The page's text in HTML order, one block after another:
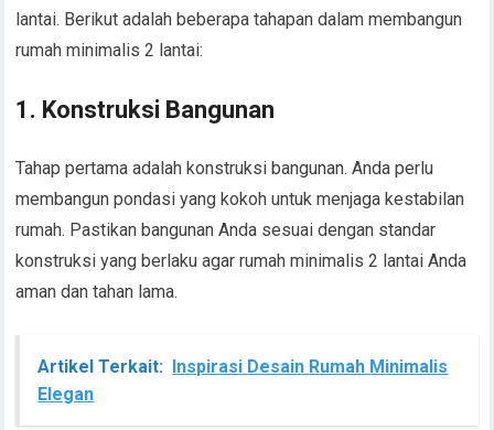
lantai. Berikut adalah beberapa tahapan dalam membangun
rumah minimalis 2 lantai:
1. Konstruksi Bangunan
Tahap pertama adalah konstruksi bangunan. Anda perlu
membangun pondasi yang kokoh untuk menjaga kestabilan
rumah. Pastikan bangunan Anda sesuai dengan standar
konstruksi yang berlaku agar rumah minimalis 2 lantai Anda
aman dan tahan lama.
Artikel Terkait: Inspirasi Desain Rumah Minimalis
Elegan